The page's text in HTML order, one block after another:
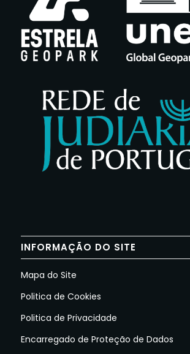
INFORMAÇÃO DO SITE
Mapa do Site
Politica de Cookies
Politica de Privacidade
Encarregado de Proteção de Dados